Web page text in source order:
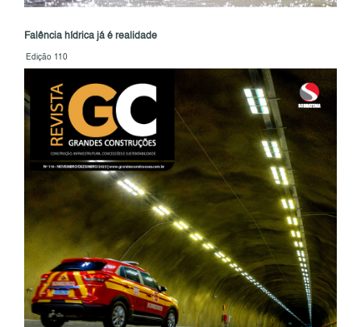
Falência hídrica já é realidade
Edição 110